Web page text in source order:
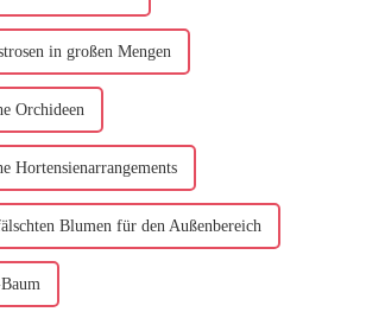
in großen Mengen
Orchideen
Hortensienarrangements
Blumen für den Außenbereich